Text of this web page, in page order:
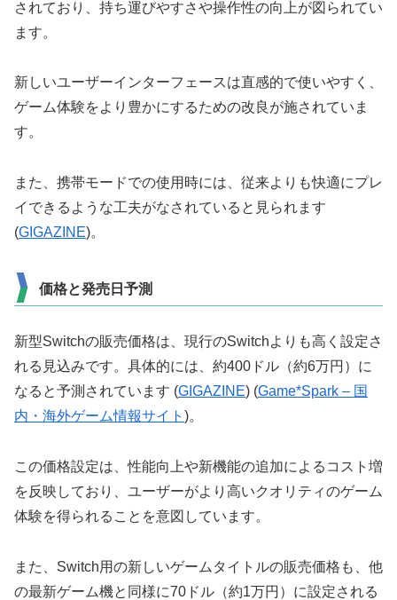
されており、持ち運びやすさや操作性の向上が図られてい
ます。
新しいユーザーインターフェースは直感的で使いやすく、
ゲーム体験をより豊かにするための改良が施されていま
す。
また、携帯モードでの使用時には、従来よりも快適にプレ
イできるような工夫がなされていると見られます​
(GIGAZINE)​。
価格と発売日予測
新型Switchの販売価格は、現行のSwitchよりも高く設定さ
れる見込みです。具体的には、約400ドル（約6万円）に
なると予測されています​ (GIGAZINE)​​ (Game*Spark – 国
内・海外ゲーム情報サイト )​。
この価格設定は、性能向上や新機能の追加によるコスト増
を反映しており、ユーザーがより高いクオリティのゲーム
体験を得られることを意図しています。
また、Switch用の新しいゲームタイトルの販売価格も、他
の最新ゲーム機と同様に70ドル（約1万円）に設定される